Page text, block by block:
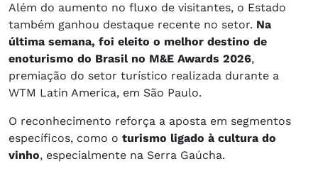
Além do aumento no fluxo de visitantes, o Estado
também ganhou destaque recente no setor. Na
última semana, foi eleito o melhor destino de
enoturismo do Brasil no M&E Awards 2026,
premiação do setor turístico realizada durante a
WTM Latin America, em São Paulo.
O reconhecimento reforça a aposta em segmentos
específicos, como o turismo ligado à cultura do
vinho, especialmente na Serra Gaúcha.